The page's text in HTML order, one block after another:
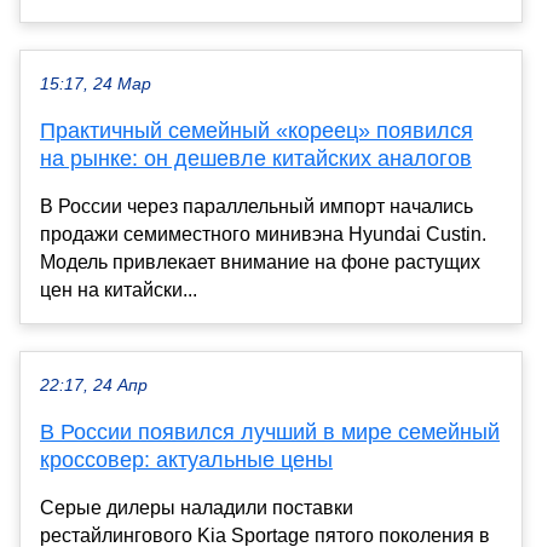
15:17, 24 Мар
Практичный семейный «кореец» появился
на рынке: он дешевле китайских аналогов
В России через параллельный импорт начались
продажи семиместного минивэна Hyundai Custin.
Модель привлекает внимание на фоне растущих
цен на китайски...
22:17, 24 Апр
В России появился лучший в мире семейный
кроссовер: актуальные цены
Серые дилеры наладили поставки
рестайлингового Kia Sportage пятого поколения в